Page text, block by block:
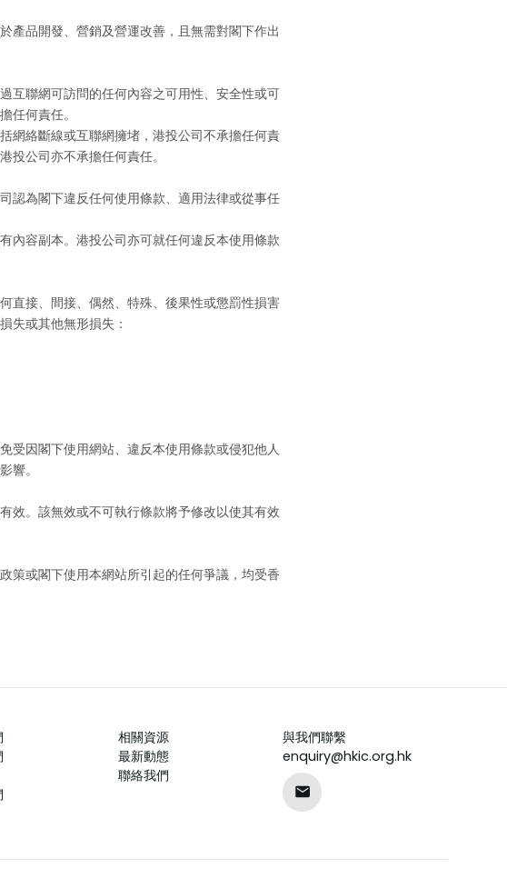
產品開發、營銷及營運改善，且無需對閣下作出
互聯網可訪問的任何內容之可用性、安全性或可
任何責任。
網絡斷線或互聯網擁堵，港投公司不承擔任何責
公司亦不承擔任何責任。
認為閣下違反任何使用條款、適用法律或從事任
內容副本。港投公司亦可就任何違反本使用條款
直接、間接、偶然、特殊、後果性或懲罰性損害
失或其他無形損失：
受因閣下使用網站、違反本使用條款或侵犯他人
響。
效。該無效或不可執行條款將予修改以使其有效
策或閣下使用本網站所引起的任何爭議，均受香
相關資源
最新動態
聯絡我們
與我們聯繫
enquiry@hkic.org.hk